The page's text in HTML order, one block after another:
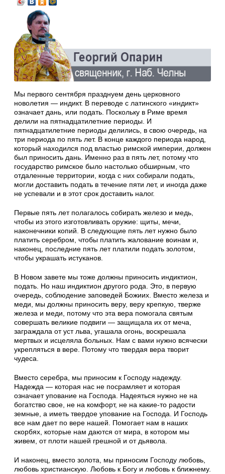
Мы первого сентября празднуем день церковного
новолетия — индикт. В переводе с латинского «индикт»
означает дань, или подать. Поскольку в Риме время
делили на пятнадцатилетние периоды. И
пятнадцатилетние периоды делились, в свою очередь, на
три периода по пять лет. В конце каждого периода народ,
который находился под властью римской империи, должен
был приносить дань. Именно раз в пять лет, потому что
государство римское было настолько обширным, что
отдаленные территории, когда с них собирали подать,
могли доставить подать в течение пяти лет, и иногда даже
не успевали и в этот срок доставить налог.
Первые пять лет полагалось собирать железо и медь,
чтобы из этого изготовливать оружие: щиты, мечи,
наконечники копий. В следующие пять лет нужно было
платить серебром, чтобы платить жалование воинам и,
наконец, последние пять лет платили подать золотом,
чтобы украшать истуканов.
В Новом завете мы тоже должны приносить индиктион,
подать. Но наш индиктион другого рода. Это, в первую
очередь, соблюдение заповедей Божиих. Вместо железа и
меди, мы должны приносить веру, веру крепкую, тверже
железа и меди, потому что эта вера помогала святым
совершать великие подвиги — защищала их от меча,
заграждала от уст льва, угашала огонь, воскрешала
мертвых и исцеляла больных. Нам с вами нужно всячески
укрепляться в вере. Потому что твердая вера творит
чудеса.
Вместо серебра, мы приносим к Господу надежду.
Надежда — которая нас не посрамляет и которая
означает упование на Господа. Надеяться нужно не на
богатство свое, не на комфорт, не на какие-то радости
земные, а иметь твердое упование на Господа. И Господь
все нам дает по вере нашей. Помогает нам в наших
скорбях, которые нам даются от мира, в котором мы
живем, от плоти нашей грешной и от дьявола.
И наконец, вместо золота, мы приносим Господу любовь,
любовь христианскую. Любовь к Богу и любовь к ближнему.